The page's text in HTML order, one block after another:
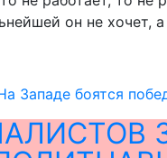
он не хочет, а
Западе боятся